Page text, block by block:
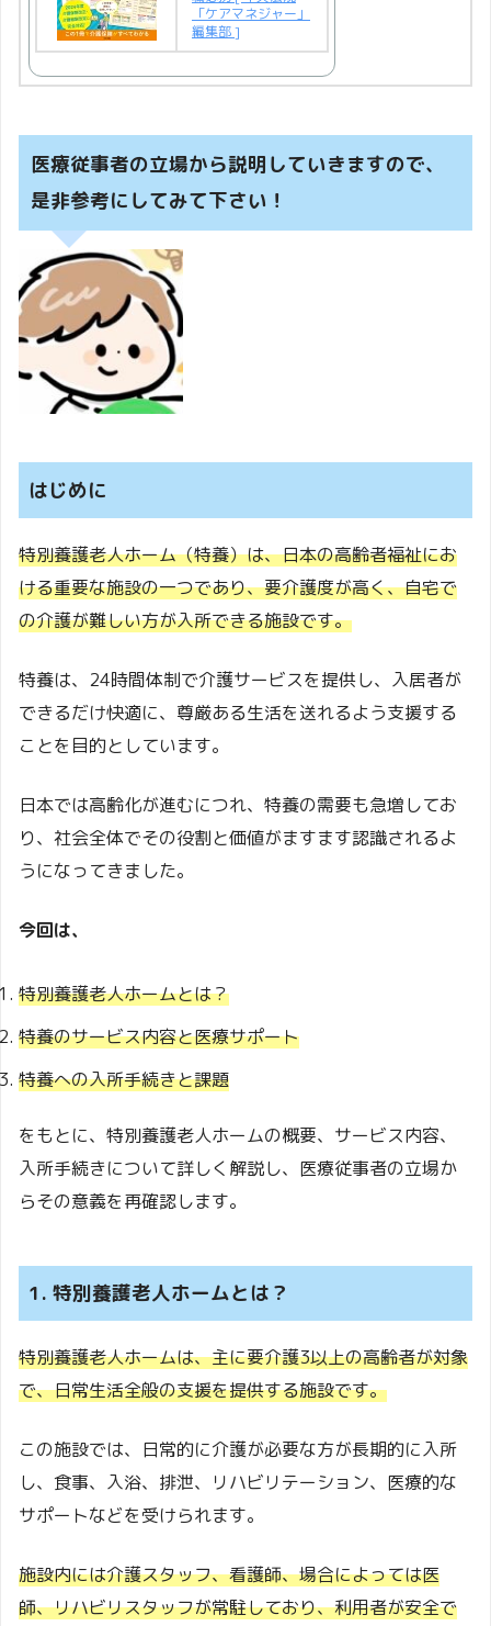
「ケアマネジャー」
編集部 ]
医療従事者の立場から説明していきますので、
是非参考にしてみて下さい！
はじめに
特別養護老人ホーム（特養）は、日本の高齢者福祉にお
ける重要な施設の一つであり、要介護度が高く、自宅で
の介護が難しい方が入所できる施設です。
特養は、24時間体制で介護サービスを提供し、入居者が
できるだけ快適に、尊厳ある生活を送れるよう支援する
ことを目的としています。
日本では高齢化が進むにつれ、特養の需要も急増してお
り、社会全体でその役割と価値がますます認識されるよ
うになってきました。
今回は、
特別養護老人ホームとは？
特養のサービス内容と医療サポート
特養への入所手続きと課題
をもとに、特別養護老人ホームの概要、サービス内容、
入所手続きについて詳しく解説し、医療従事者の立場か
らその意義を再確認します。
1. 特別養護老人ホームとは？
特別養護老人ホームは、主に要介護3以上の高齢者が対象
で、日常生活全般の支援を提供する施設です。
この施設では、日常的に介護が必要な方が長期的に入所
し、食事、入浴、排泄、リハビリテーション、医療的な
サポートなどを受けられます。
施設内には介護スタッフ、看護師、場合によっては医
師、リハビリスタッフが常駐しており、利用者が安全で